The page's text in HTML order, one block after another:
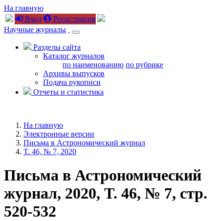
На главную
Вход
Регистрация
Научные журналы
Разделы сайта
Каталог журналов
по наименованию по рубрике
Архивы выпусков
Подача рукописи
Отчеты и статистика
На главную
Электронные версии
Письма в Астрономический журнал
T. 46, № 7, 2020
Письма в Астрономический
журнал, 2020, T. 46, № 7, стр.
520-532